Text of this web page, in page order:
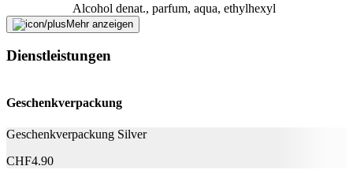
Inhaltsstoffe
Alcohol denat., parfum, aqua, ethylhexyl
methoxycinnamate, butyl methoxydibenzoylmethane,
ethylhexyl salicylate, citral, citronellol, geraniol,
limonene, linalool, isoeugenol
Natürlich Leben Keine Besonderheiten
Hersteller
Mehr anzeigen
Dienstleistungen
Geschenkverpackung
Geschenkverpackung Silver
CHF4.90